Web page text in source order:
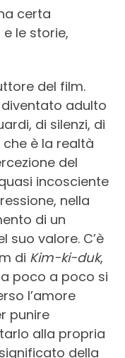
certa
le storie,
del film.
adulto
di silenzi, di
è la realtà
del
incosciente
nella
di un
suo valore. C’è
di Kim-ki-duk,
poco a poco si
l’amore
punire
alla propria
della